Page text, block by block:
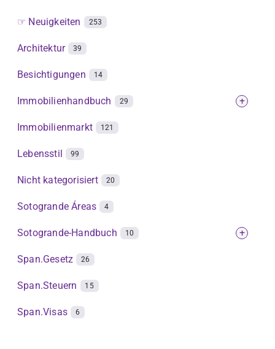
☞ Neuigkeiten 253
Architektur 39
Besichtigungen 14
Immobilienhandbuch 29 +
Immobilienmarkt 121
Lebensstil 99
Nicht kategorisiert 20
Sotogrande Áreas 4
Sotogrande-Handbuch 10 +
Span.Gesetz 26
Span.Steuern 15
Span.Visas 6